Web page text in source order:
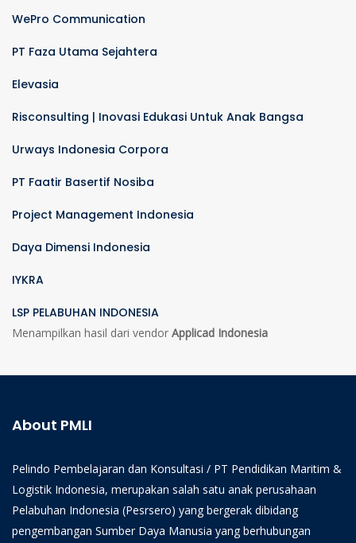
WePro Communication
PT Faza Utama Sejahtera
Elevasia
Risconsulting | Inovasi Edukasi Untuk Anak Bangsa
Urways Indonesia Corpora
PT Faatir Basertif Nosiba
Project Management Indonesia
Daya Dimensi Indonesia
IYKRA
LSP PELABUHAN INDONESIA
Menampilkan hasil dari vendor Applicad Indonesia
About PMLI
Pelindo Pembelajaran dan Konsultasi / PT Pendidikan Maritim &
Logistik Indonesia, merupakan salah satu anak perusahaan
Pelabuhan Indonesia (Pesrsero) yang bergerak dibidang
pengembangan Sumber Daya Manusia yang berhubungan